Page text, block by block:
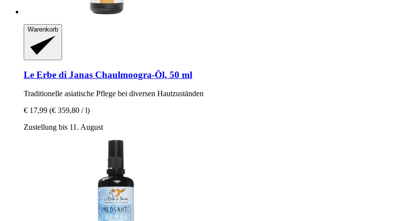
Warenkorb
Le Erbe di Janas Chaulmoogra-​Öl, 50 ml
Traditionelle asiatische Pflege bei diversen Hautzuständen
€ 17,99 (€ 359,80 / l)
Zustellung bis 11. August